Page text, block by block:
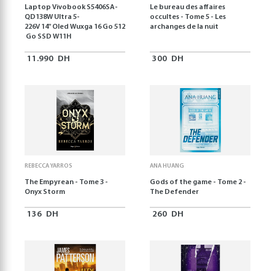
Laptop Vivobook S5406SA-
QD138W Ultra 5-
226V 14" Oled Wuxga 16 Go 512
Go SSD W11H
11.990 DH
Le bureau des affaires
occultes - Tome 5 - Les
archanges de la nuit
300 DH
REBECCA YARROS
The Empyrean - Tome 3 -
Onyx Storm
136 DH
ANA HUANG
Gods of the game - Tome 2 -
The Defender
260 DH